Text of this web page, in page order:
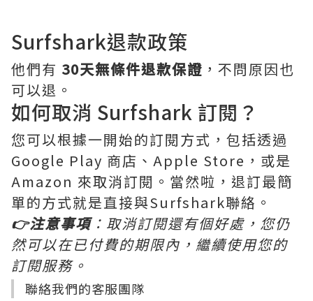
Surfshark退款政策
他們有 30天無條件退款保證 ，不問原因也
可以退。
如何取消 Surfshark 訂閱？
您可以根據一開始的訂閱方式，包括透過
Google Play 商店、Apple Store，或是
Amazon 來取消訂閱。當然啦，退訂最簡
單的方式就是直接與Surfshark聯絡。
👉注意事項：取消訂閱還有個好處，您仍
然可以在已付費的期限內，繼續使用您的
訂閱服務。
聯絡我們的客服團隊